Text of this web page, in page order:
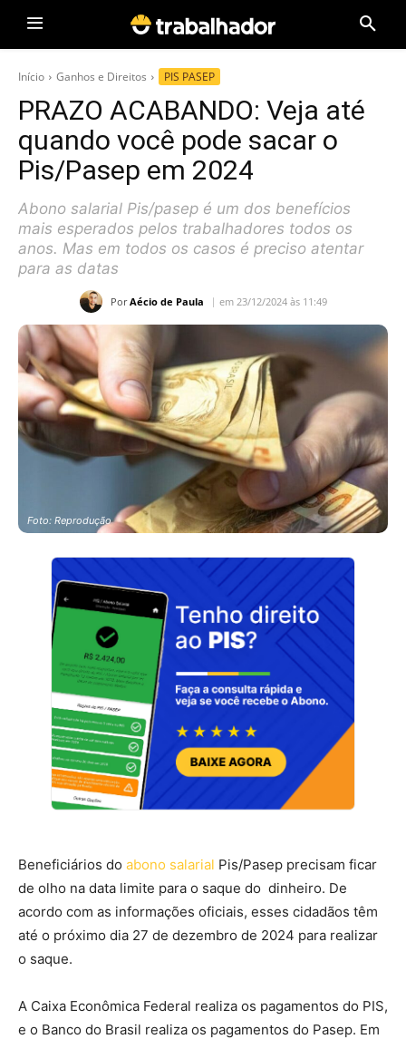
Início Ganhos e Direitos PIS PASEP
PRAZO ACABANDO: Veja até
quando você pode sacar o
Pis/Pasep em 2024
Abono salarial Pis/pasep é um dos benefícios
mais esperados pelos trabalhadores todos os
anos. Mas em todos os casos é preciso atentar
para as datas
Por Aécio de Paula em 23/12/2024 às 11:49
Foto: Reprodução
Beneficiários do abono salarial Pis/Pasep precisam ficar
de olho na data limite para o saque do dinheiro. De
acordo com as informações oficiais, esses cidadãos têm
até o próximo dia 27 de dezembro de 2024 para realizar
o saque.
A Caixa Econômica Federal realiza os pagamentos do PIS,
e o Banco do Brasil realiza os pagamentos do Pasep. Em